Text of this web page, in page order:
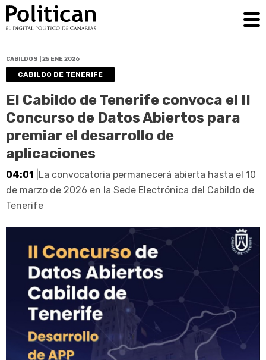
CABILDOS | 25 ENE 2026
CABILDO DE TENERIFE
El Cabildo de Tenerife convoca el II
Concurso de Datos Abiertos para
premiar el desarrollo de
aplicaciones
04:01 |La convocatoria permanecerá abierta hasta el 10
de marzo de 2026 en la Sede Electrónica del Cabildo de
Tenerife